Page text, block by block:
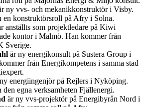
ny vvs- och mekanikkonstruktör i Visby.
en konstruktörsroll på Afry i Solna.
anställts som projektledare på Kiwi
kontor i Malmö. Han kommer från
Sverige.
är ny energikonsult på Sustera Group i
från Energikompetens i samma stad
energiingenjör på Rejlers i Nyköping.
egna verksamheten Fjällenergi.
är ny vvs-projektör på Energibyrån Nord i